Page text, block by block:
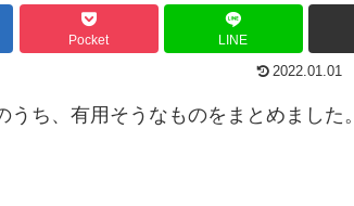
Pocket LINE
2022.01.01
ち、有用そうなものをまとめました。